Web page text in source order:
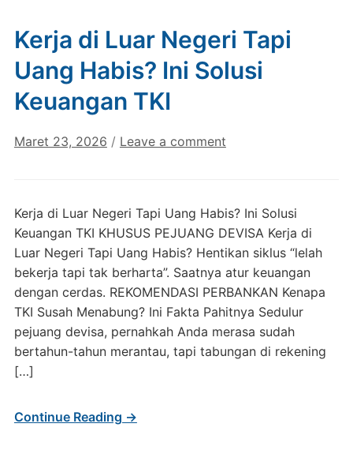
Kerja di Luar Negeri Tapi
Uang Habis? Ini Solusi
Keuangan TKI
Maret 23, 2026 / Leave a comment
Kerja di Luar Negeri Tapi Uang Habis? Ini Solusi
Keuangan TKI KHUSUS PEJUANG DEVISA Kerja di
Luar Negeri Tapi Uang Habis? Hentikan siklus “lelah
bekerja tapi tak berharta”. Saatnya atur keuangan
dengan cerdas. REKOMENDASI PERBANKAN Kenapa
TKI Susah Menabung? Ini Fakta Pahitnya Sedulur
pejuang devisa, pernahkah Anda merasa sudah
bertahun-tahun merantau, tapi tabungan di rekening
[…]
Continue Reading →